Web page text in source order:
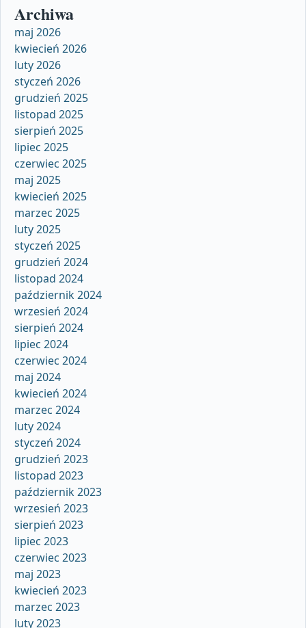
Archiwa
maj 2026
kwiecień 2026
luty 2026
styczeń 2026
grudzień 2025
listopad 2025
sierpień 2025
lipiec 2025
czerwiec 2025
maj 2025
kwiecień 2025
marzec 2025
luty 2025
styczeń 2025
grudzień 2024
listopad 2024
październik 2024
wrzesień 2024
sierpień 2024
lipiec 2024
czerwiec 2024
maj 2024
kwiecień 2024
marzec 2024
luty 2024
styczeń 2024
grudzień 2023
listopad 2023
październik 2023
wrzesień 2023
sierpień 2023
lipiec 2023
czerwiec 2023
maj 2023
kwiecień 2023
marzec 2023
luty 2023